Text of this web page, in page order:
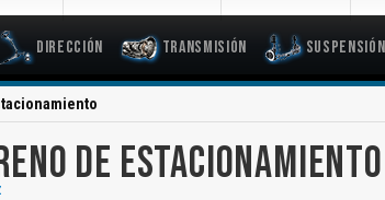
Dirección Transmisión Suspensión
DE ESTACIONAMIENTO